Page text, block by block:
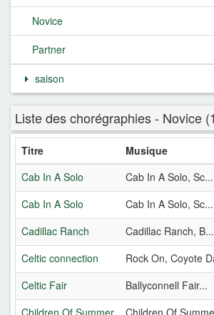
Novice
Partner
saison
Liste des chorégraphies - Novice
Titre Musique
Cab In A Solo
Cab In A Solo, Sc...
Cab In A Solo
Cab In A Solo, Sc...
Cadillac Ranch
Cadillac Ranch, B...
Celtic connection
Rock On, Coyote
Celtic Fair
Ballyconnell Fair...
Children Of Summer
Children Of